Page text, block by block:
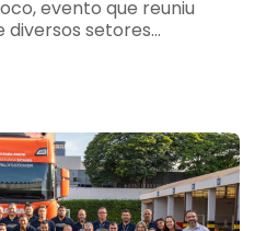
evento que reuniu
diversos setores…